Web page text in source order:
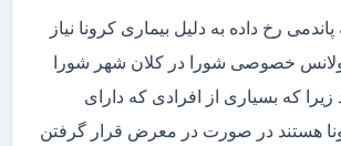
پاندمی رخ داده به دلیل بیماری کرونا نیاز
خصوصی شورا در کلان شهر شورا
زیرا که بسیاری از افرادی که دارای
هستند در صورت در معرض قرار گرفتن